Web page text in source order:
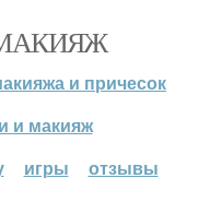
и причесок
и макияж
игры отзывы